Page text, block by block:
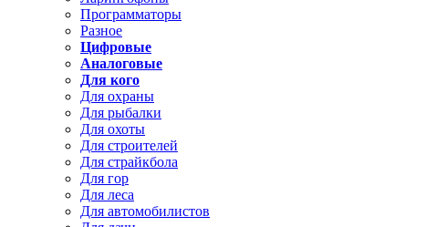
Программаторы
Разное
Цифровые
Аналоговые
Для кого
Для охраны
Для рыбалки
Для охоты
Для строителей
Для страйкбола
Для гор
Для леса
Для автомобилистов